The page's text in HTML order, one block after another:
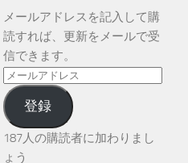
メールアドレスを記入して購
読すれば、更新をメールで受
信できます。
メ
ー
ル
ア
ド
登録
187人の購読者に加わりまし
ょう